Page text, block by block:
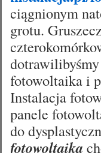
ciągnionym
grotu.
fotowoltaika i
Instalacja
panele
do
fotowoltaika